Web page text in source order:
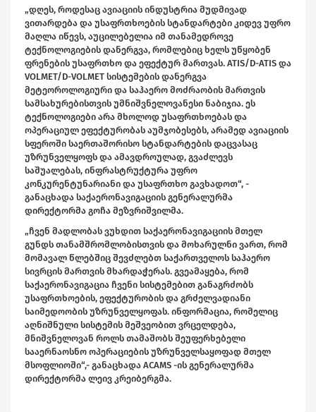
„დღეს, როდესაც ავიაციის ინდუსტრია მუდმივად
ვითარდება და უსაფრთხოების სტანდარტები კიდევ უფრო
მაღლა იწევს, აუცილებელია იმ თანამედროვე
ტექნოლოგიების დანერგვა, რომლებიც ხელს უწყობენ
ფრენების უსაფრთხო და ეფექტურ მართვას. ATIS/D-ATIS და
VOLMET/D-VOLMET სისტემების დანერგვა
მეტეოროლოგიური და საჰაერო მოძრაობის მართვის
სამსახურებისთვის უმნიშვნელოვანესი ნაბიჯია. ეს
ტექნოლოგიები არა მხოლოდ უსაფრთხოებას და
ოპერაციულ ეფექტურობას აუმჯობესებს, არამედ ავიაციის
სფეროში საერთაშორისო სტანდარტების დაცვასაც
უზრუნველყოფს და ამავდროულად, გვაძლევს
საშუალებას, ინფრასტრუქტურა უფრო
კონკურენტუნარიანი და უსაფრთხო გავხადოთ“, -
განაცხადა საქაერონავიგაციის გენერალურმა
დირექტორმა გოჩა მეზვრიშვილმა.
„ჩვენ მადლობას ვუხდით საქაერონავიგაციის მთელ
გუნდს თანამშრომლობისთვის და მოხარულნი ვართ, რომ
მომავალ წლებშიც შევძლებთ საქართველოს საჰაერო
სივრცის მართვის მხარდაჭერას. გვეამაყება, რომ
საქაერონავიგაცია ჩვენი სისტემებით განაგრძობს
უსაფრთხოების, ეფექტურობის და გრძელვადიანი
საიმედოობის უზრუნველყოფას. ინფორმაცია, რომელიც
აღნიშნული სისტემის მეშვეობით ვრცელდება,
მნიშვნელოვან როლს თამაშობს შეუფერხებელი
სააერნაოსნო ოპერაციების უზრუნველსაყოფად მთელ
მსოფლიოში“,- განაცხადა ACAMS -ის გენერალურმა
დირექტორმა ლეივ კრეიბერგმა.